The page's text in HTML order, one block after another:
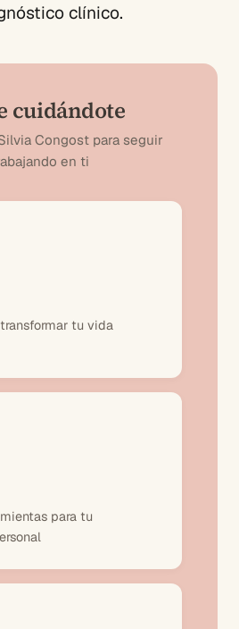
clínico.
cuidándote
Congost para seguir
en ti
tu vida
para tu